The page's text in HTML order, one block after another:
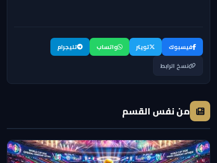
فيسبوك تويتر واتساب
تليجرام
نسخ الرابط
من نفس القسم